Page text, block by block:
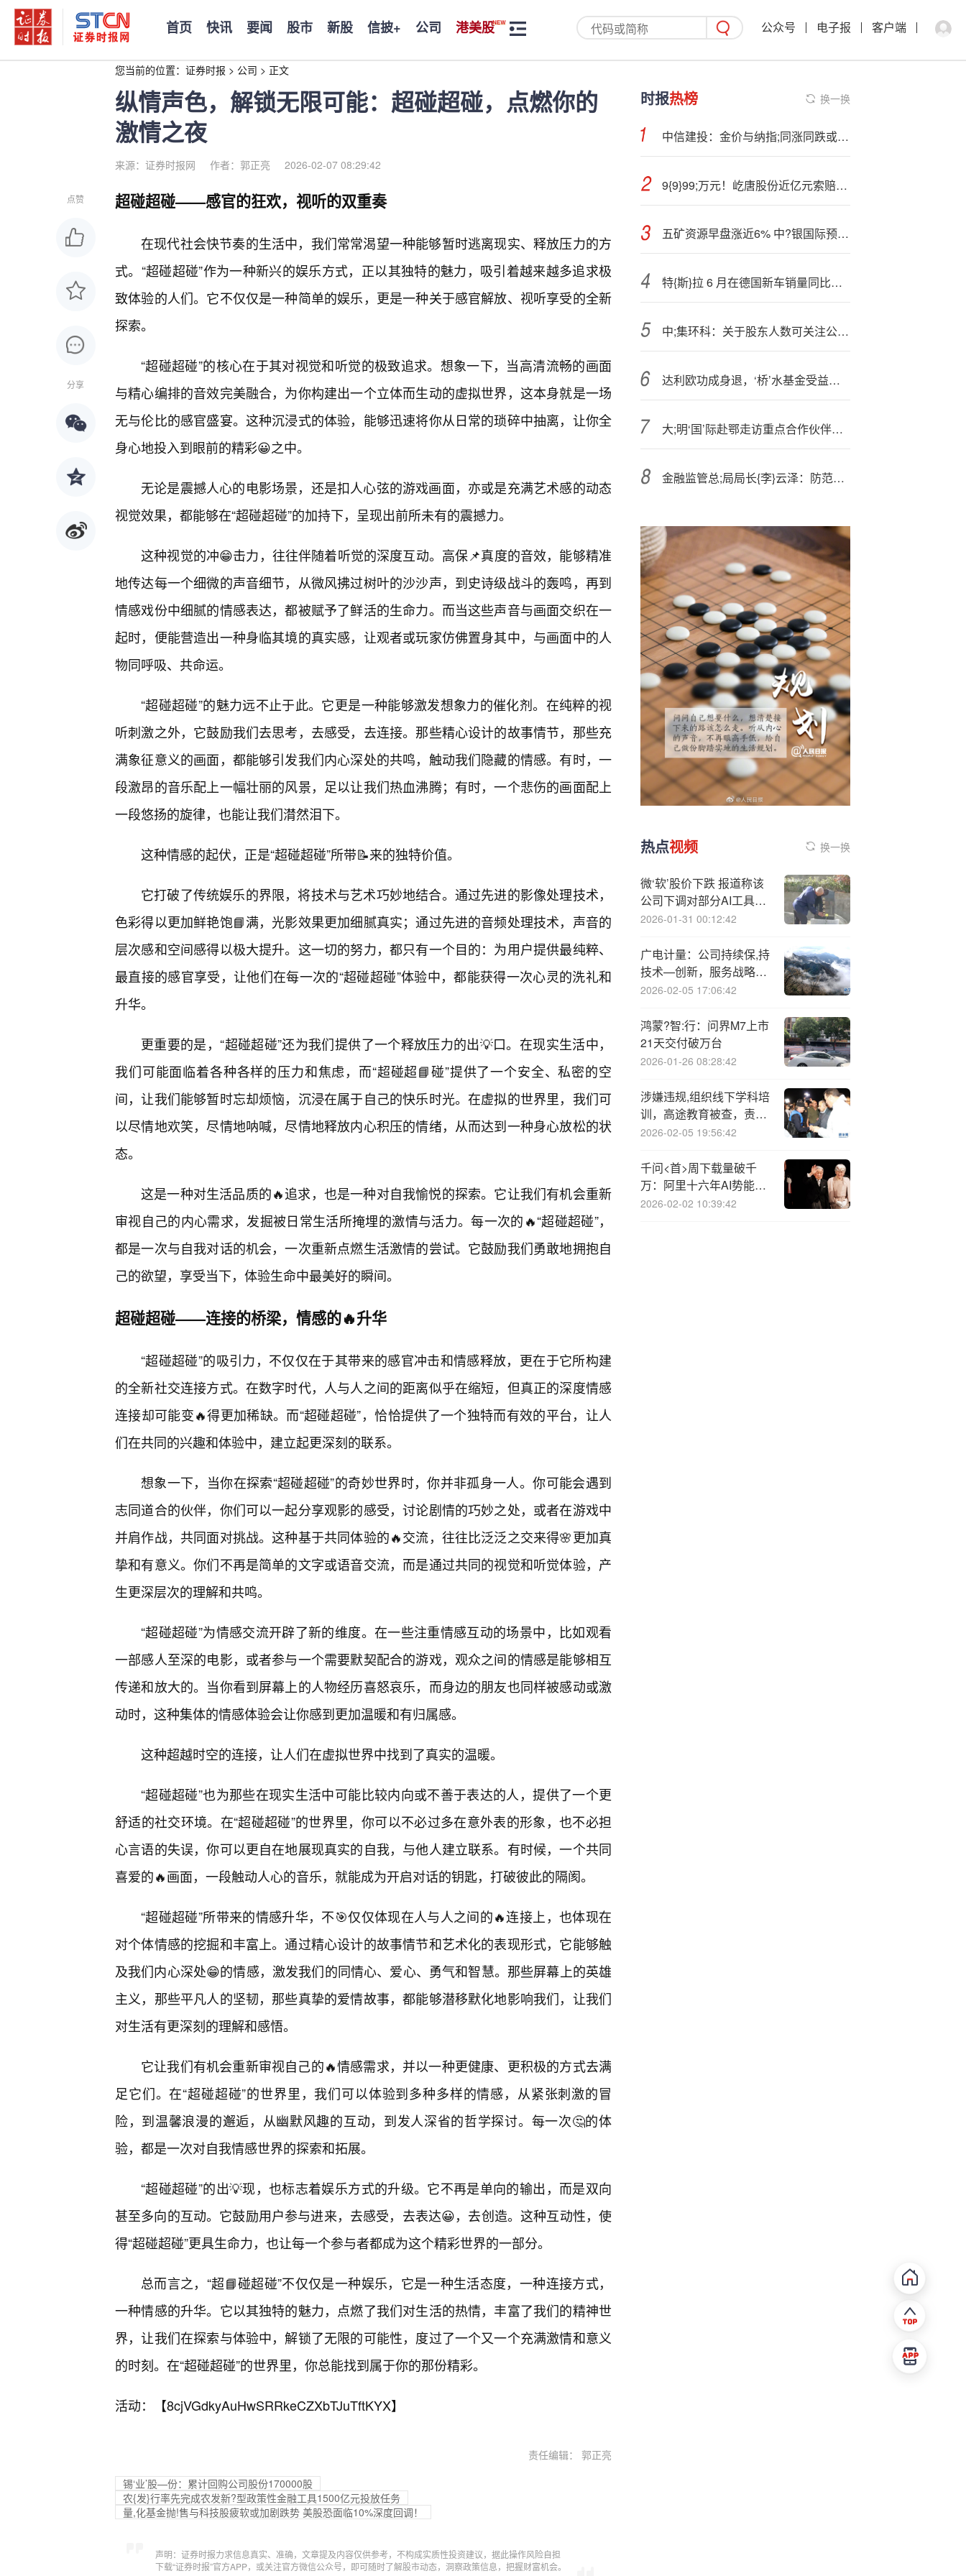
首页 快讯 要闻 股市 新股 信披+ 公司 港美股 公众号 电子报 客户端
您当前的位置： 证券时报 > 公司 > 正文
纵情声色，解锁无限可能：超碰超碰，点燃你的
激情之夜
来源：证券时报网 作者：郭正亮 2026-02-07 08:29:42
点赞
分享
超碰超碰——感官的狂欢，视听的双重奏
在现代社会快节奏的生活中，我们常常渴望一种能够暂时逃离现实、释放压力的方
式。“超碰超碰”作为一种新兴的娱乐方式，正以其独特的魅力，吸引着越来越多追求极
致体验的人们。它不仅仅是一种简单的娱乐，更是一种关于感官解放、视听享受的全新
探索。
“超碰超碰”的核心在于其对视觉和听觉的极致追求。想象一下，当高清流畅的画面
与精心编排的音效完美融合，为你构建出一个立体而生动的虚拟世界，这本身就是一场
无与伦比的感官盛宴。这种沉浸式的体验，能够迅速将你从日常的琐碎中抽离，让你全
身心地投入到眼前的精彩😀之中。
无论是震撼人心的电影场景，还是扣人心弦的游戏画面，亦或是充满艺术感的动态
视觉效果，都能够在“超碰超碰”的加持下，呈现出前所未有的震撼力。
这种视觉的冲😁击力，往往伴随着听觉的深度互动。高保📌真度的音效，能够精准
地传达每一个细微的声音细节，从微风拂过树叶的沙沙声，到史诗级战斗的轰鸣，再到
情感戏份中细腻的情感表达，都被赋予了鲜活的生命力。而当这些声音与画面交织在一
起时，便能营造出一种身临其境的真实感，让观者或玩家仿佛置身其中，与画面中的人
物同呼吸、共命运。
“超碰超碰”的魅力远不止于此。它更是一种能够激发想象力的催化剂。在纯粹的视
听刺激之外，它鼓励我们去思考，去感受，去连接。那些精心设计的故事情节，那些充
满象征意义的画面，都能够引发我们内心深处的共鸣，触动我们隐藏的情感。有时，一
段激昂的音乐配上一幅壮丽的风景，足以让我们热血沸腾；有时，一个悲伤的画面配上
一段悠扬的旋律，也能让我们潸然泪下。
这种情感的起伏，正是“超碰超碰”所带📝来的独特价值。
它打破了传统娱乐的界限，将技术与艺术巧妙地结合。通过先进的影像处理技术，
色彩得以更加鲜艳饱📘满，光影效果更加细腻真实；通过先进的音频处理技术，声音的
层次感和空间感得以极大提升。这一切的努力，都只有一个目的：为用户提供最纯粹、
最直接的感官享受，让他们在每一次的“超碰超碰”体验中，都能获得一次心灵的洗礼和
升华。
更重要的是，“超碰超碰”还为我们提供了一个释放压力的出💡口。在现实生活中，
我们可能面临着各种各样的压力和焦虑，而“超碰超📘碰”提供了一个安全、私密的空
间，让我们能够暂时忘却烦恼，沉浸在属于自己的快乐时光。在虚拟的世界里，我们可
以尽情地欢笑，尽情地呐喊，尽情地释放内心积压的情绪，从而达到一种身心放松的状
态。
这是一种对生活品质的🔥追求，也是一种对自我愉悦的探索。它让我们有机会重新
审视自己的内心需求，发掘被日常生活所掩埋的激情与活力。每一次的🔥“超碰超碰”，
都是一次与自我对话的机会，一次重新点燃生活激情的尝试。它鼓励我们勇敢地拥抱自
己的欲望，享受当下，体验生命中最美好的瞬间。
超碰超碰——连接的桥梁，情感的🔥升华
“超碰超碰”的吸引力，不仅仅在于其带来的感官冲击和情感释放，更在于它所构建
的全新社交连接方式。在数字时代，人与人之间的距离似乎在缩短，但真正的深度情感
连接却可能变🔥得更加稀缺。而“超碰超碰”，恰恰提供了一个独特而有效的平台，让人
们在共同的兴趣和体验中，建立起更深刻的联系。
想象一下，当你在探索“超碰超碰”的奇妙世界时，你并非孤身一人。你可能会遇到
志同道合的伙伴，你们可以一起分享观影的感受，讨论剧情的巧妙之处，或者在游戏中
并肩作战，共同面对挑战。这种基于共同体验的🔥交流，往往比泛泛之交来得🌸更加真
挚和有意义。你们不再是简单的文字或语音交流，而是通过共同的视觉和听觉体验，产
生更深层次的理解和共鸣。
“超碰超碰”为情感交流开辟了新的维度。在一些注重情感互动的场景中，比如观看
一部感人至深的电影，或者参与一个需要默契配合的游戏，观众之间的情感是能够相互
传递和放大的。当你看到屏幕上的人物经历喜怒哀乐，而身边的朋友也同样被感动或激
动时，这种集体的情感体验会让你感到更加温暖和有归属感。
这种超越时空的连接，让人们在虚拟世界中找到了真实的温暖。
“超碰超碰”也为那些在现实生活中可能比较内向或不善于表达的人，提供了一个更
舒适的社交环境。在“超碰超碰”的世界里，你可以不必过多在意外表的形象，也不必担
心言语的失误，你可以更自在地展现真实的自我，与他人建立联系。有时候，一个共同
喜爱的🔥画面，一段触动人心的音乐，就能成为开启对话的钥匙，打破彼此的隔阂。
“超碰超碰”所带来的情感升华，不🎯仅仅体现在人与人之间的🔥连接上，也体现在
对个体情感的挖掘和丰富上。通过精心设计的故事情节和艺术化的表现形式，它能够触
及我们内心深处😁的情感，激发我们的同情心、爱心、勇气和智慧。那些屏幕上的英雄
主义，那些平凡人的坚韧，那些真挚的爱情故事，都能够潜移默化地影响我们，让我们
对生活有更深刻的理解和感悟。
它让我们有机会重新审视自己的🔥情感需求，并以一种更健康、更积极的方式去满
足它们。在“超碰超碰”的世界里，我们可以体验到多种多样的情感，从紧张刺激的冒
险，到温馨浪漫的邂逅，从幽默风趣的互动，到发人深省的哲学探讨。每一次🤔的体
验，都是一次对自我情感世界的探索和拓展。
“超碰超碰”的出💡现，也标志着娱乐方式的升级。它不再是单向的输出，而是双向
甚至多向的互动。它鼓励用户参与进来，去感受，去表达😀，去创造。这种互动性，使
得“超碰超碰”更具生命力，也让每一个参与者都成为这个精彩世界的一部分。
总而言之，“超📘碰超碰”不仅仅是一种娱乐，它是一种生活态度，一种连接方式，
一种情感的升华。它以其独特的魅力，点燃了我们对生活的热情，丰富了我们的精神世
界，让我们在探索与体验中，解锁了无限的可能性，度过了一个又一个充满激情和意义
的时刻。在“超碰超碰”的世界里，你总能找到属于你的那份精彩。
活动：【8cjVGdkyAuHwSRRkeCZXbTJuTftKYX】
责任编辑： 郭正亮
锡‘业’股—份：累计回购公司股份170000股
农{发}行率先完成农发新?型政策性金融工具1500亿元投放任务
量,化基金抛!售与科技股疲软或加剧跌势 美股恐面临10%深度回调！
声明：证券时报力求信息真实、准确，文章提及内容仅供参考，不构成实质性投资建议，据此操作风险自担
下载“证券时报”官方APP，或关注官方微信公众号，即可随时了解股市动态，洞察政策信息，把握财富机会。
时报热榜 换一换
中信建投：金价与纳指;同涨同跌或不持久 美股后市关注基本面数据
9{9}99;万元！屹唐股份近亿元索赔起诉应用材料技术窃密
五矿资源早盘涨近6% 中?银国际预计公司下半年纯利有望环比增长
特{斯}拉 6 月在德国新车销量同比下降 60%，至 1860 辆
中;集环科：关于股东人数可关注公司披露的定期报告
达利欧功成身退，‘桥’水基金受益中国业{务}，收益率居全球前十
大;明‘国’际赴鄂走访重点合作伙伴，深化战略合作
金融监管总;局局长{李}云泽：防范化解金融风险攻坚战取得重要阶段性成果，牢牢守住了不发生系统性风险的底线
热点视频 换一换
微‘软’股价下跌 报道称该
公司下调对部分AI工具的
客户支出预期
2026-01-31 00:12:42
广电计量：公司持续保,持
技术—创新，服务战略性
新兴业务
2026-02-05 17:06:42
鸿蒙?智:行：问界M7上市
21天交付破万台
2026-01-26 08:28:42
涉嫌违规,组织线下学科培
训，高途教育被查，责令
退还费用
2026-02-05 19:56:42
千问<首>周下载量破千
万：阿里十六年AI势能爆
发，超级应用迎来全民时
2026-02-02 10:39:42